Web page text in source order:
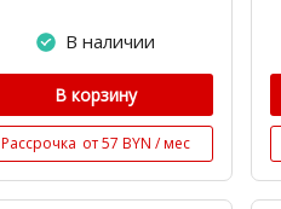
В наличии
В корзину
Рассрочка от 57 BYN / мес